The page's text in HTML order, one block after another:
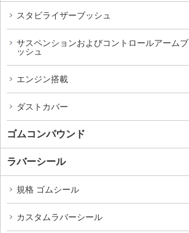
スタビライザーブッシュ
サスペンションおよびコントロールアームブ
ッシュ
エンジン搭載
ダストカバー
ゴムコンパウンド
ラバーシール
規格 ゴムシール
カスタムラバーシール